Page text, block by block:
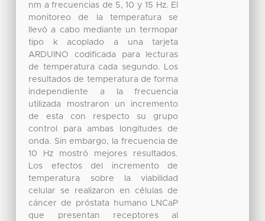
nm a frecuencias de 5, 10 y 15 Hz. El
monitoreo de la temperatura se
llevó a cabo mediante un termopar
tipo k acoplado a una tarjeta
ARDUINO codificada para lecturas
de temperatura cada segundo. Los
resultados de temperatura de forma
independiente a la frecuencia
utilizada mostraron un incremento
de esta con respecto su grupo
control para ambas longitudes de
onda. Sin embargo, la frecuencia de
10 Hz mostró mejores resultados.
Los efectos del incremento de
temperatura sobre la viabilidad
celular se realizaron en células de
cáncer de próstata humano LNCaP
que presentan receptores al